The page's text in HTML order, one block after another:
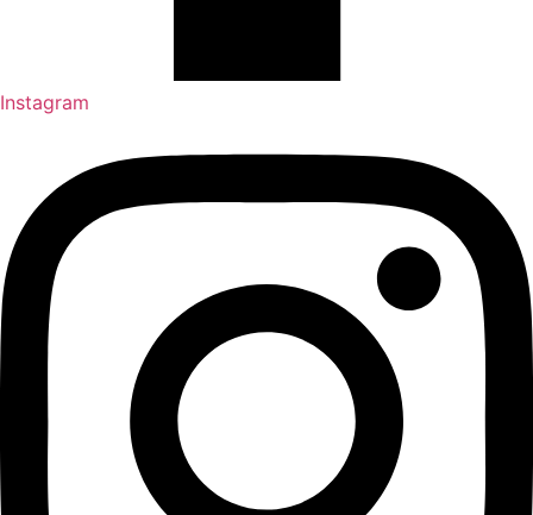
Instagram